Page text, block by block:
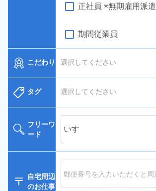
正社員 ※無期雇用派遣
期間従業員
こだわり 選択してください
タグ 選択してください
フリーワ
ード
自宅周辺
のお仕事